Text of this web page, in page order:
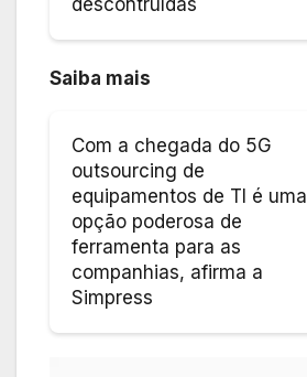
Saiba mais
Com a chegada do 5G
outsourcing de
equipamentos de TI é uma
opção poderosa de
ferramenta para as
companhias, afirma a
Simpress